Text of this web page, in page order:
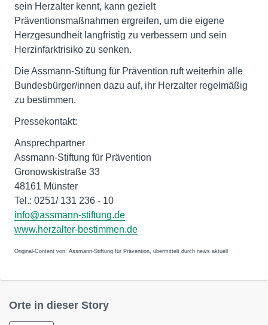
sein Herzalter kennt, kann gezielt
Präventionsmaßnahmen ergreifen, um die eigene
Herzgesundheit langfristig zu verbessern und sein
Herzinfarktrisiko zu senken.
Die Assmann-Stiftung für Prävention ruft weiterhin alle
Bundesbürger/innen dazu auf, ihr Herzalter regelmäßig
zu bestimmen.
Pressekontakt:
Ansprechpartner
Assmann-Stiftung für Prävention
Gronowskistraße 33
48161 Münster
Tel.: 0251/ 131 236 - 10
info@assmann-stiftung.de
www.herzalter-bestimmen.de
Original-Content von: Assmann-Stiftung für Prävention, übermittelt durch news aktuell
Orte in dieser Story